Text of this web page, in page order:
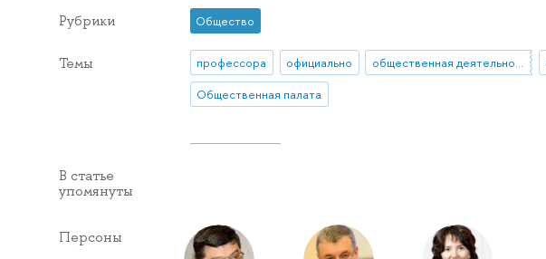
Рубрики Общество
Темы профессора официально общественная деятельность
Общественная палата
В статье
упомянуты
Персоны